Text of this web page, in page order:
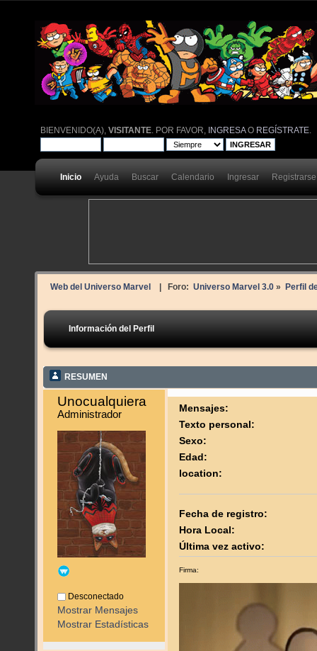
BIENVENIDO(A),VISITANTE . POR FAVOR, INGRESAO REGÍSTRATE
Inicio Ayuda Buscar Calendario Ingresar Registrarse
Web del Universo Marvel | Foro: Universo Marvel 3.0» Perfil
Información del Perfil
RESUMEN
Unocualquiera
Administrador
Desconectado
Mostrar Mensajes
Mostrar Estadísticas
Mensajes:
Texto personal:
Sexo:
Edad:
location:
Fecha de registro:
Hora Local:
Última vez activo:
Firma: